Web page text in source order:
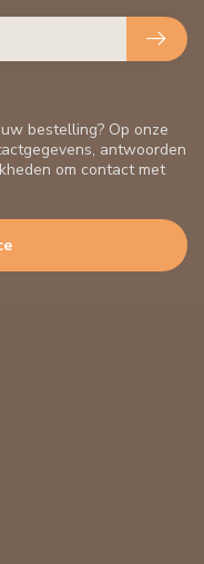
bestelling? Op onze
antwoorden
om contact met